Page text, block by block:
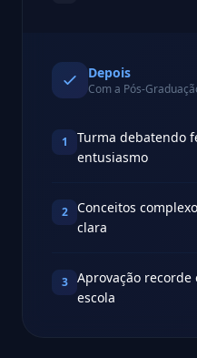
Depois
Com a Pós-
1
Turma debatendo
entusiasmo
2
Conceitos
clara
3
Aprovação
escola